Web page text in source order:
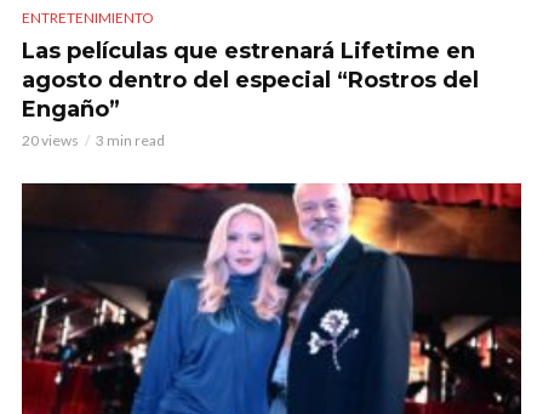
ENTRETENIMIENTO
Las películas que estrenará Lifetime en
agosto dentro del especial “Rostros del
Engaño”
20 views 3 min read